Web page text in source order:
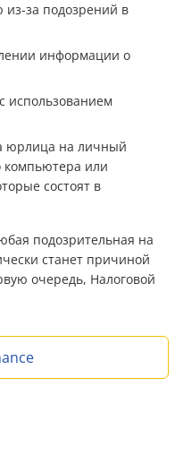
за подозрений в
информации о
использованием
юрлица на личный
компьютера или
состоят в
подозрительная на
станет причиной
очередь, Налоговой